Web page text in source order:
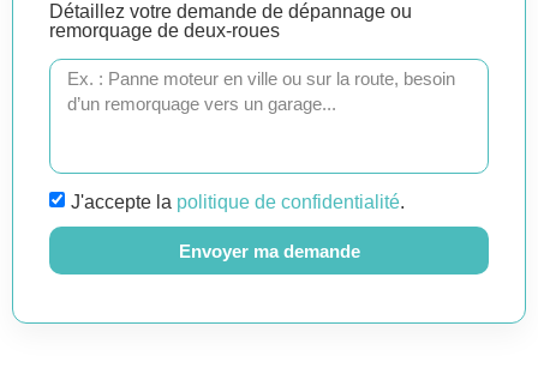
Détaillez votre demande de dépannage ou
remorquage de deux-roues
J'accepte la politique de confidentialité.
Envoyer ma demande